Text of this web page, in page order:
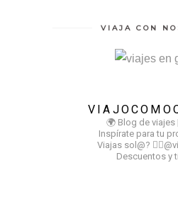
VIAJA CON
🌍 Blog de viajes
Inspírate para tu
Viajas sol@?
Descuentos y